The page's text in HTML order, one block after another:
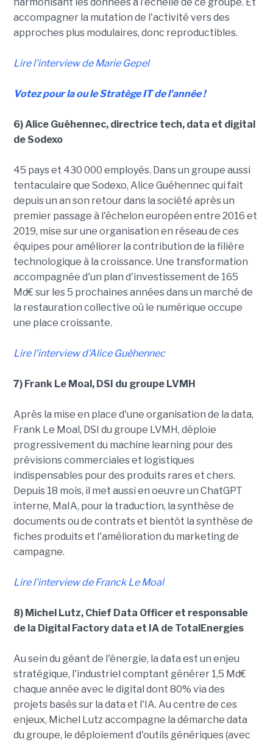
harmonisant les données à l'échelle de ce groupe. Et
accompagner la mutation de l'activité vers des
approches plus modulaires, donc reproductibles.
Lire l'interview de Marie Gepel
Votez pour la ou le Stratège IT de l'année !
6) Alice Guéhennec, directrice tech, data et digital
de Sodexo
45 pays et 430 000 employés. Dans un groupe aussi
tentaculaire que Sodexo, Alice Guéhennec qui fait
depuis un an son retour dans la société après un
premier passage à l'échelon européen entre 2016 et
2019, mise sur une organisation en réseau de ces
équipes pour améliorer la contribution de la filière
technologique à la croissance. Une transformation
accompagnée d'un plan d'investissement de 165
Md€ sur les 5 prochaines années dans un marché de
la restauration collective où le numérique occupe
une place croissante.
Lire l'interview d'Alice Guéhennec
7) Frank Le Moal, DSI du groupe LVMH
Après la mise en place d'une organisation de la data,
Frank Le Moal, DSI du groupe LVMH, déploie
progressivement du machine learning pour des
prévisions commerciales et logistiques
indispensables pour des produits rares et chers.
Depuis 18 mois, il met aussi en oeuvre un ChatGPT
interne, MaIA, pour la traduction, la synthèse de
documents ou de contrats et bientôt la synthèse de
fiches produits et l'amélioration du marketing de
campagne.
Lire l'interview de Franck Le Moal
8) Michel Lutz, Chief Data Officer et responsable
de la Digital Factory data et IA de TotalEnergies
Au sein du géant de l'énergie, la data est un enjeu
stratégique, l'industriel comptant générer 1,5 Md€
chaque année avec le digital dont 80% via des
projets basés sur la data et l'IA. Au centre de ces
enjeux, Michel Lutz accompagne la démarche data
du groupe, le déploiement d'outils génériques (avec